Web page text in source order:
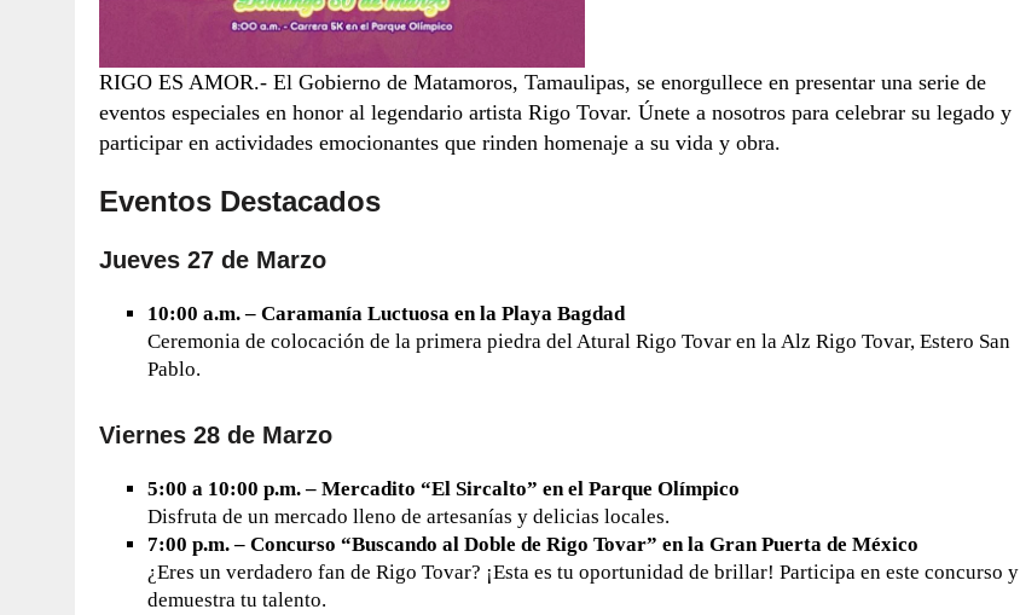
RIGO ES AMOR.- El Gobierno de Matamoros, Tamaulipas, se enorgullece en presentar una serie de
eventos especiales en honor al legendario artista Rigo Tovar. Únete a nosotros para celebrar su legado y
participar en actividades emocionantes que rinden homenaje a su vida y obra.
Eventos Destacados
Jueves 27 de Marzo
10:00 a.m. – Caramanía Luctuosa en la Playa Bagdad
Ceremonia de colocación de la primera piedra del Atural Rigo Tovar en la Alz Rigo Tovar, Estero San
Pablo.
Viernes 28 de Marzo
5:00 a 10:00 p.m. – Mercadito “El Sircalto” en el Parque Olímpico
Disfruta de un mercado lleno de artesanías y delicias locales.
7:00 p.m. – Concurso “Buscando al Doble de Rigo Tovar” en la Gran Puerta de México
¿Eres un verdadero fan de Rigo Tovar? ¡Esta es tu oportunidad de brillar! Participa en este concurso y
demuestra tu talento.